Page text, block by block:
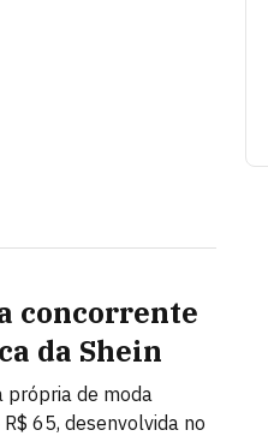
concorrente
da Shein
própria de moda
65, desenvolvida no